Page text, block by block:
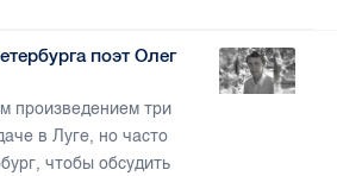
поэт Олег
произведением три
в Луге, но часто
чтобы обсудить